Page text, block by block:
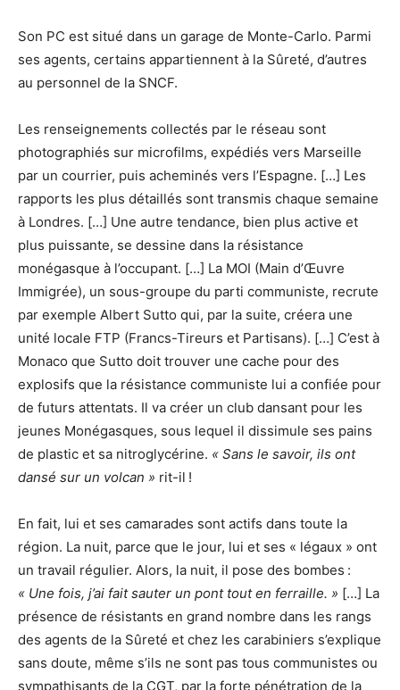
Son PC est situé dans un garage de Monte-Carlo. Parmi
ses agents, certains appartiennent à la Sûreté, d’autres
au personnel de la SNCF.
Les renseignements collectés par le réseau sont
photographiés sur microfilms, expédiés vers Marseille
par un courrier, puis acheminés vers l’Espagne. […] Les
rapports les plus détaillés sont transmis chaque semaine
à Londres. […] Une autre tendance, bien plus active et
plus puissante, se dessine dans la résistance
monégasque à l’occupant. […] La MOI (Main d’Œuvre
Immigrée), un sous-groupe du parti communiste, recrute
par exemple Albert Sutto qui, par la suite, créera une
unité locale FTP (Francs-Tireurs et Partisans). […] C’est à
Monaco que Sutto doit trouver une cache pour des
explosifs que la résistance communiste lui a confiée pour
de futurs attentats. Il va créer un club dansant pour les
jeunes Monégasques, sous lequel il dissimule ses pains
de plastic et sa nitroglycérine. « Sans le savoir, ils ont
dansé sur un volcan » rit-il !
En fait, lui et ses camarades sont actifs dans toute la
région. La nuit, parce que le jour, lui et ses « légaux » ont
un travail régulier. Alors, la nuit, il pose des bombes :
« Une fois, j’ai fait sauter un pont tout en ferraille. » […] La
présence de résistants en grand nombre dans les rangs
des agents de la Sûreté et chez les carabiniers s’explique
sans doute, même s’ils ne sont pas tous communistes ou
sympathisants de la CGT, par la forte pénétration de la